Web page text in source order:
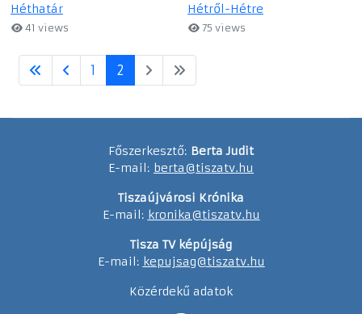
Héthatár
41 views
Hétről-Hétre
75 views
1 2
Főszerkesztő: Berta Judit
E-mail: berta@tiszatv.hu
Tiszaújvárosi Krónika
E-mail: kronika@tiszatv.hu
Tisza TV képújság
E-mail: kepujsag@tiszatv.hu
Közérdekű adatok